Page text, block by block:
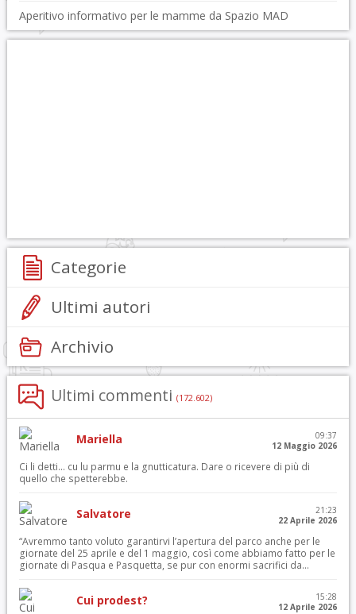
Aperitivo informativo per le mamme da Spazio MAD
Categorie
Ultimi autori
Archivio
Ultimi commenti (172.602)
Mariella
09:37
12 Maggio 2026
Ci li detti… cu lu parmu e la gnutticatura. Dare o ricevere di più di
quello che spetterebbe.
Salvatore
21:23
22 Aprile 2026
“Avremmo tanto voluto garantirvi l’apertura del parco anche per le
giornate del 25 aprile e del 1 maggio, così come abbiamo fatto per le
giornate di Pasqua e Pasquetta, se pur con enormi sacrifici da...
Cui prodest?
15:28
12 Aprile 2026